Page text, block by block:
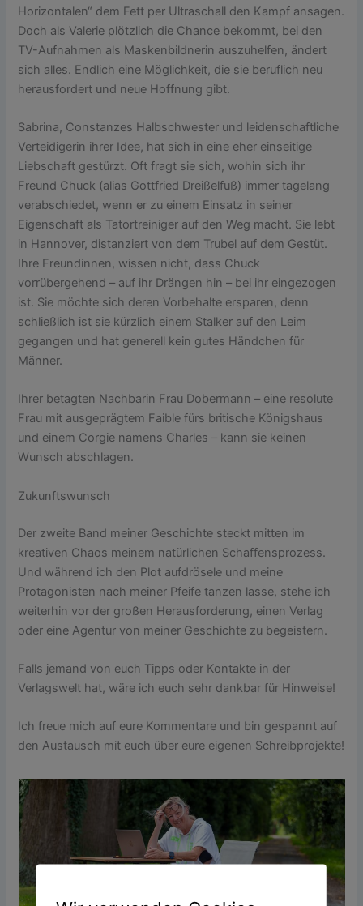
Horizontalen“ dem Fett per Ultraschall den Kampf ansagen.
Doch als Valerie plötzlich die Chance bekommt, bei den
TV-Aufnahmen als Maskenbildnerin auszuhelfen, ändert
sich alles. Endlich eine Möglichkeit, die sie beruflich neu
herausfordert und neue Hoffnung gibt.
Sabrina, Constanzes Halbschwester und leidenschaftliche
Verteidigerin ihrer Idee, hat sich in eine eher einseitige
Liebschaft gestürzt. Oft fragt sie sich, wohin sich ihr
Freund Chuck (alias Gottfried Dreißelfuß) immer tagelang
verabschiedet, wenn er zu einem Einsatz in seiner
Eigenschaft als Tatortreiniger auf den Weg macht. Sie lebt
in Hannover, distanziert von dem Trubel auf dem Gestüt.
Ihre Freundinnen, wissen nicht, dass Chuck
vorrübergehend – auf ihr Drängen hin – bei ihr eingezogen
ist. Sie möchte sich deren Vorbehalte ersparen, denn
schließlich ist sie kürzlich einem Stalker auf den Leim
gegangen und hat generell kein gutes Händchen für
Männer.
Ihrer betagten Nachbarin Frau Dobermann – eine resolute
Frau mit ausgeprägtem Faible fürs britische Königshaus
und einem Corgie namens Charles – kann sie keinen
Wunsch abschlagen.
Zukunftswunsch
Der zweite Band meiner Geschichte steckt mitten im
kreativen Chaosmeinem natürlichen Schaffensprozess.
Und während ich den Plot aufdrösele und meine
Protagonisten nach meiner Pfeife tanzen lasse, stehe ich
weiterhin vor der großen Herausforderung, einen Verlag
oder eine Agentur von meiner Geschichte zu begeistern.
Falls jemand von euch Tipps oder Kontakte in der
Verlagswelt hat, wäre ich euch sehr dankbar für Hinweise!
Ich freue mich auf eure Kommentare und bin gespannt auf
den Austausch mit euch über eure eigenen Schreibprojekte!